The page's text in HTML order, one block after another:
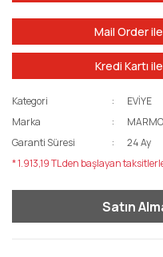
Mail Order
Kredi Kartı
Kategori
EVİYE
Marka
Garanti Süresi
24 Ay
* 1.913,19 TL den başlayan
Satın